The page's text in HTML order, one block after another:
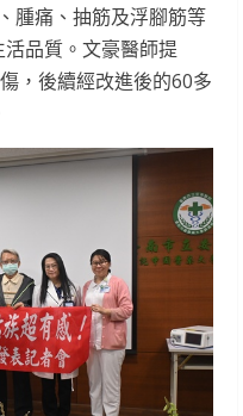
腫痛、抽筋及浮腳筋等
品質。文豪醫師提
，後續經改進後的60多